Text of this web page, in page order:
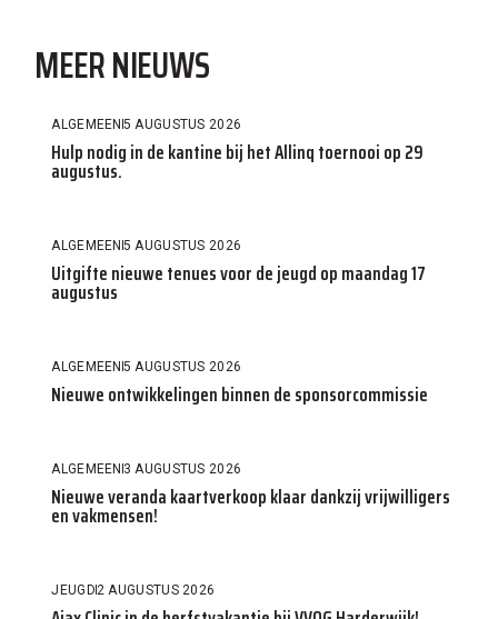
MEER NIEUWS
ALGEMEEN5 AUGUSTUS 2026
Hulp nodig in de kantine bij het Allinq toernooi op 29
augustus.
ALGEMEEN5 AUGUSTUS 2026
Uitgifte nieuwe tenues voor de jeugd op maandag 17
augustus
ALGEMEEN5 AUGUSTUS 2026
Nieuwe ontwikkelingen binnen de sponsorcommissie
ALGEMEEN3 AUGUSTUS 2026
Nieuwe veranda kaartverkoop klaar dankzij vrijwilligers
en vakmensen!
JEUGD2 AUGUSTUS 2026